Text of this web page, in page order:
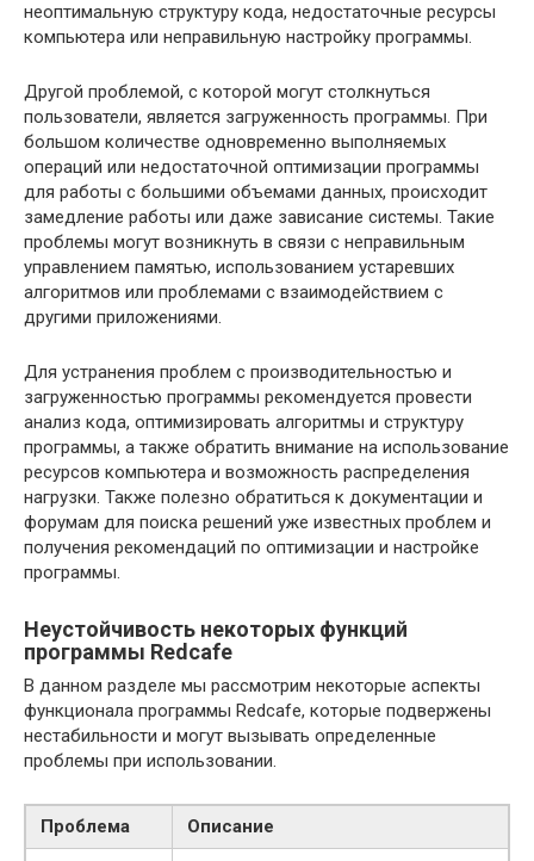
неоптимальную структуру кода, недостаточные ресурсы
компьютера или неправильную настройку программы.
Другой проблемой, с которой могут столкнуться
пользователи, является загруженность программы. При
большом количестве одновременно выполняемых
операций или недостаточной оптимизации программы
для работы с большими объемами данных, происходит
замедление работы или даже зависание системы. Такие
проблемы могут возникнуть в связи с неправильным
управлением памятью, использованием устаревших
алгоритмов или проблемами с взаимодействием с
другими приложениями.
Для устранения проблем с производительностью и
загруженностью программы рекомендуется провести
анализ кода, оптимизировать алгоритмы и структуру
программы, а также обратить внимание на использование
ресурсов компьютера и возможность распределения
нагрузки. Также полезно обратиться к документации и
форумам для поиска решений уже известных проблем и
получения рекомендаций по оптимизации и настройке
программы.
Неустойчивость некоторых функций
программы Redcafe
В данном разделе мы рассмотрим некоторые аспекты
функционала программы Redcafe, которые подвержены
нестабильности и могут вызывать определенные
проблемы при использовании.
Проблема
Описание